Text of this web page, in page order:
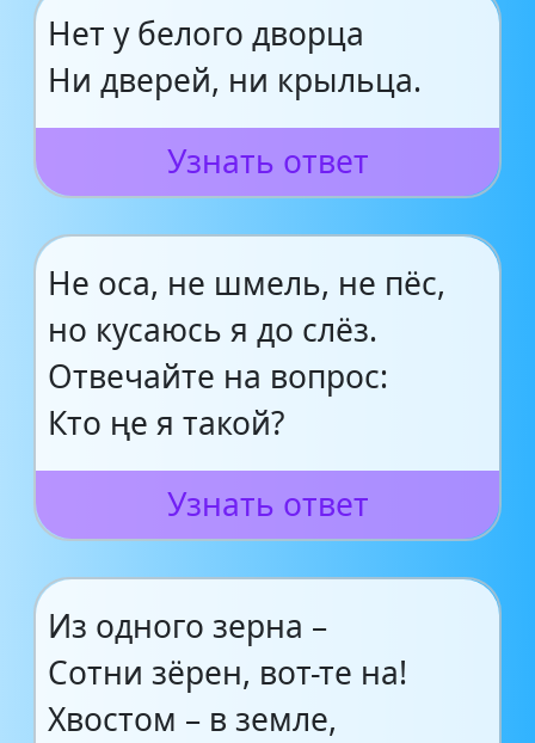
Нет у белого дворца
Ни дверей, ни крыльца.
Узнать ответ
Не оса, не шмель, не пёс,
но кусаюсь я до слёз.
Отвечайте на вопрос:
Кто ңе я такой?
Узнать ответ
Из одного зерна –
Сотни зёрен, вот-те на!
Хвостом – в земле,